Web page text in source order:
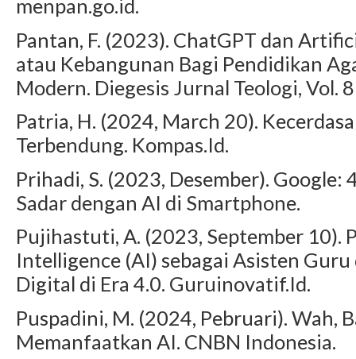
menpan.go.id.
Pantan, F. (2023). ChatGPT dan
atau Kebangunan Bagi Pendidikan
Modern. Diegesis Jurnal Teologi, Vol.
Patria, H. (2024, March 20).
Terbendung. Kompas.Id.
Prihadi, S. (2023, Desember). Google:
Sadar dengan AI di Smartphone.
Pujihastuti, A. (2023, September 10).
Intelligence (AI) sebagai Asisten
Digital di Era 4.0. Guruinovatif.Id.
Puspadini, M. (2024, Pebruari). Wah,
Memanfaatkan AI. CNBN Indonesia.